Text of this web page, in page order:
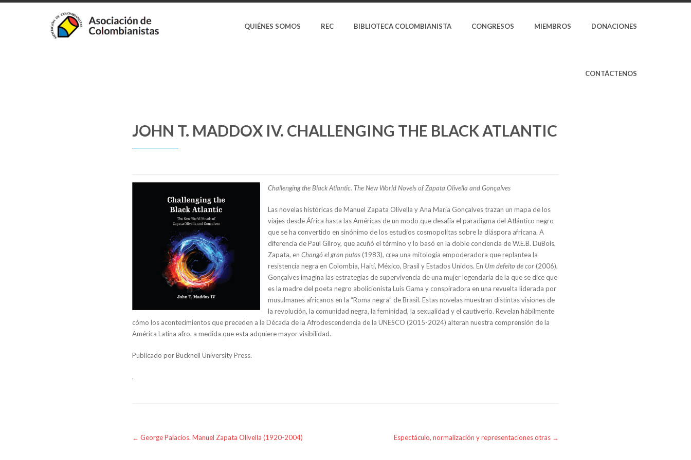
QUIÉNES SOMOS REC BIBLIOTECA COLOMBIANISTA CONGRESOS MIEMBROS DONACIONES
CONTÁCTENOS
JOHN T. MADDOX IV. CHALLENGING THE BLACK ATLANTIC
Challenging the Black Atlantic. The New World Novels of Zapata Olivella and Gonçalves
Las novelas históricas de Manuel Zapata Olivella y Ana Maria Gonçalves trazan un mapa de los
viajes desde África hasta las Américas de un modo que desafía el paradigma del Atlántico negro
que se ha convertido en sinónimo de los estudios cosmopolitas sobre la diáspora africana. A
diferencia de Paul Gilroy, que acuñó el término y lo basó en la doble conciencia de W.E.B. DuBois,
Zapata, en Changó el gran putas(1983), crea una mitología empoderadora que replantea la
resistencia negra en Colombia, Haití, México, Brasil y Estados Unidos. En Um defeito de cor(2006),
Gonçalves imagina las estrategias de supervivencia de una mujer legendaria de la que se dice que
es la madre del poeta negro abolicionista Luís Gama y conspiradora en una revuelta liderada por
musulmanes africanos en la “Roma negra” de Brasil. Estas novelas muestran distintas visiones de
la revolución, la comunidad negra, la feminidad, la sexualidad y el cautiverio. Revelan hábilmente
cómo los acontecimientos que preceden a la Década de la Afrodescendencia de la UNESCO (2015-2024) alteran nuestra comprensión de la
América Latina afro, a medida que esta adquiere mayor visibilidad.
Publicado por Bucknell University Press.
.
Post
navigation
← George Palacios. Manuel Zapata Olivella (1920-2004) Espectáculo, normalización y representaciones otras →